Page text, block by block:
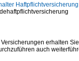
Haftpflichtversicherung
erhalten
auch